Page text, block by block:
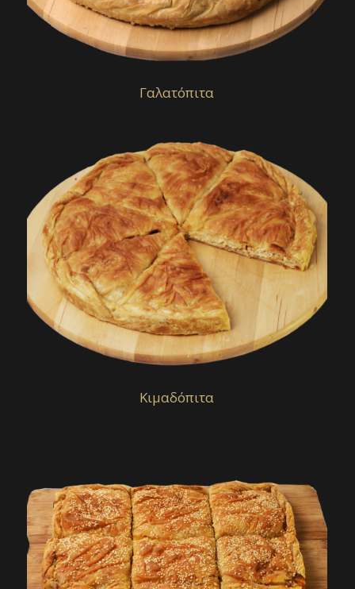
Γαλατόπιτα
Κιμαδόπιτα